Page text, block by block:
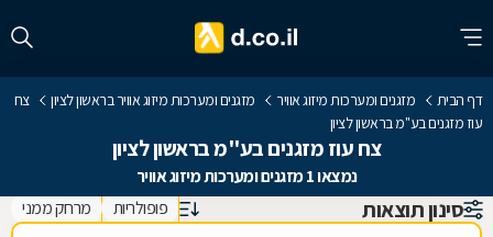
דף הבית מזגנים ומערכות מיזוג אוויר מזגנים ומערכות מיזוג אוויר בראשון לציון
צח
עוז מזגנים בע''מ בראשון לציון
צח עוז מזגנים בע''מ בראשון לציון
נמצאו 1 מזגנים ומערכות מיזוג אוויר
סינון תוצאות פופולריות מרחק ממני